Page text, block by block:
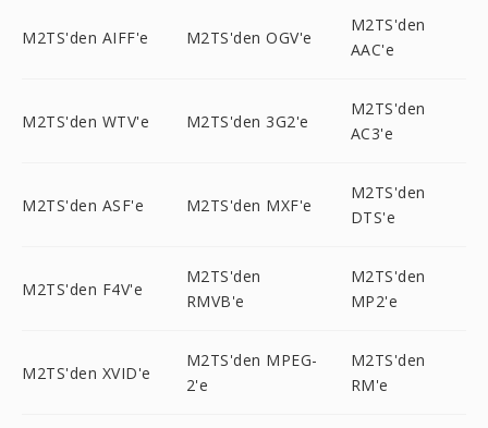
M2TS'den AIFF'e M2TS'den OGV'e
M2TS'den
AAC'e
M2TS'den WTV'e M2TS'den 3G2'e
M2TS'den
AC3'e
M2TS'den ASF'e M2TS'den MXF'e
M2TS'den
DTS'e
M2TS'den F4V'e
M2TS'den
RMVB'e
M2TS'den
MP2'e
M2TS'den XVID'e
M2TS'den MPEG-
2'e
M2TS'den
RM'e